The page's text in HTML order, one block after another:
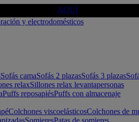
AQUÍ
Sofás camaSofás 2 plazasSofás 3 plazas
relaxSillones relax levantapersonas
Puffs reposapiésPuffs con almacenaje
Colchones viscoelásticosColchones de
SomieresPatas de somieres